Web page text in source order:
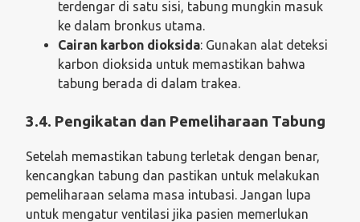
terdengar di satu sisi, tabung mungkin masuk
ke dalam bronkus utama.
Cairan karbon dioksida: Gunakan alat deteksi
karbon dioksida untuk memastikan bahwa
tabung berada di dalam trakea.
3.4. Pengikatan dan Pemeliharaan Tabung
Setelah memastikan tabung terletak dengan benar,
kencangkan tabung dan pastikan untuk melakukan
pemeliharaan selama masa intubasi. Jangan lupa
untuk mengatur ventilasi jika pasien memerlukan